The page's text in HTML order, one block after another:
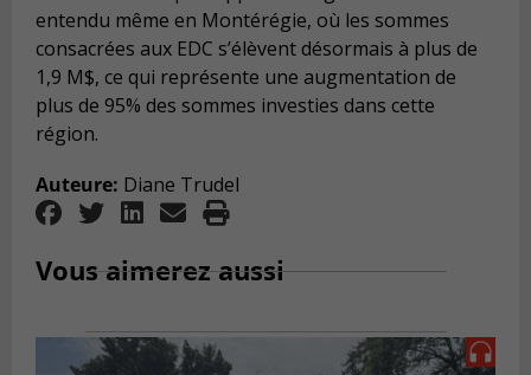
entendu même en Montérégie, où les sommes
consacrées aux EDC s’élèvent désormais à plus de
1,9 M$, ce qui représente une augmentation de
plus de 95% des sommes investies dans cette
région.
Auteure: Diane Trudel
Vous aimerez aussi